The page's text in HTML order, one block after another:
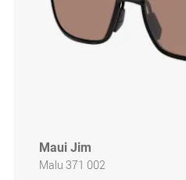
Maui Jim
Malu 371 002